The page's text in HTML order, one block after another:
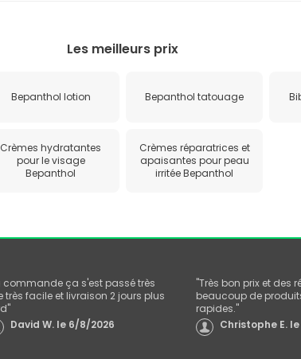
Les meilleurs prix
Bepanthol lotion Bepanthol tatouage
Crèmes hydratantes
pour le visage
Bepanthol
Crèmes réparatrices et
apaisantes pour peau
irritée Bepanthol
commande ça s'est passé très
très facile et livraison 2 jours plus
"
David W. le 6/8/2026
"Très bon prix et des
beaucoup de
rapides."
Christophe E. le